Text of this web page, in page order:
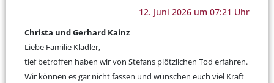
12. Juni 2026 um 07:21 Uhr
Christa und Gerhard Kainz
Liebe Familie Kladler,
tief betroffen haben wir von Stefans plötzlichen Tod erfahren.
Wir können es gar nicht fassen und wünschen euch viel Kraft